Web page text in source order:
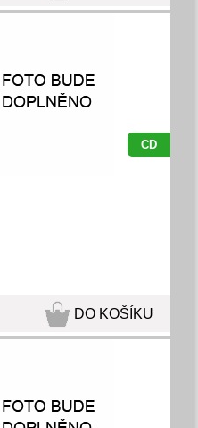
CD
DO KOŠÍKU